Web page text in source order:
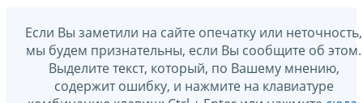
Если Вы заметили на сайте опечатку или неточность,
мы будем признательны, если Вы сообщите об этом.
Выделите текст, который, по Вашему мнению,
содержит ошибку, и нажмите на клавиатуре